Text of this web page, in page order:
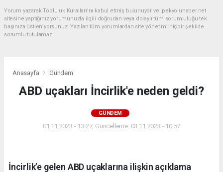
Yorum yazarak Topluluk Kuralları’nı kabul etmiş bulunuyor ve ipekyoluhaber.net
sitesine yaptığınız yorumunuzla ilgili doğrudan veya dolaylı tüm sorumluluğu tek
başınıza üstleniyorsunuz. Yazılan tüm yorumlardan site yönetimi hiçbir şekilde
sorumlu tutulamaz.
Anasayfa Gündem
ABD uçakları İncirlik'e neden geldi?
GÜNDEM
01.11.2023 - 13:27, Güncelleme: 03.11.2023 - 10:57
İncirlik’e gelen ABD uçaklarına ilişkin açıklama